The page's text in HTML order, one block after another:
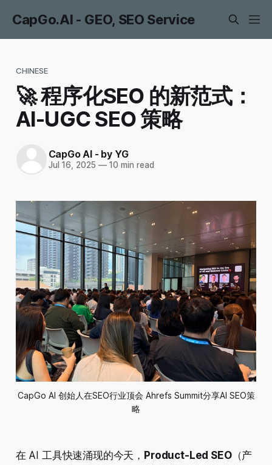
CapGo.AI - GEO, SEO Service
CHINESE
🚀 程序化SEO 的新范式：
AI-UGC SEO 策略
CapGo AI - by YG
Jul 16, 2025 —10 min read
CapGo AI 创始人在SEO行业顶会 Ahrefs Summit分享AI SEO策
略
在 AI 工具快速涌现的今天， Product-Led SEO（产